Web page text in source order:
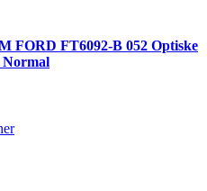
FORD FT6092-B 052 Optiske
Normal